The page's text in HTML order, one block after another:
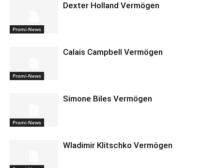
Promi-News
Dexter Holland Vermögen
Promi-News
Calais Campbell Vermögen
Promi-News
Simone Biles Vermögen
Wladimir Klitschko Vermögen